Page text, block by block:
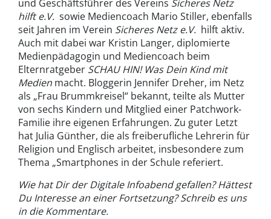
und Geschäftsführer des Vereins Sicheres Netz
hilft e.V. sowie Mediencoach Mario Stiller, ebenfalls
seit Jahren im Verein Sicheres Netz e.V. hilft aktiv.
Auch mit dabei war Kristin Langer, diplomierte
Medienpädagogin und Mediencoach beim
Elternratgeber SCHAU HIN! Was Dein Kind mit
Medien macht. Bloggerin Jennifer Dreher, im Netz
als „Frau Brummkreisel“ bekannt, teilte als Mutter
von sechs Kindern und Mitglied einer Patchwork-
Familie ihre eigenen Erfahrungen. Zu guter Letzt
hat Julia Günther, die als freiberufliche Lehrerin für
Religion und Englisch arbeitet, insbesondere zum
Thema „Smartphones in der Schule referiert.
Wie hat Dir der Digitale Infoabend gefallen? Hättest
Du Interesse an einer Fortsetzung? Schreib es uns
in die Kommentare.